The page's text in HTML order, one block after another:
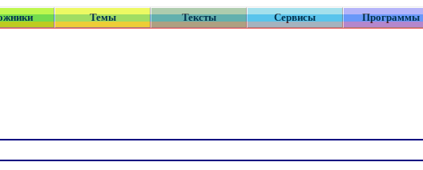
Темы Тексты Сервисы Программы